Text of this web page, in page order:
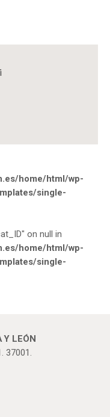
home/html/wp-
single-
on null in
home/html/wp-
single-
Y LEÓN
37001.